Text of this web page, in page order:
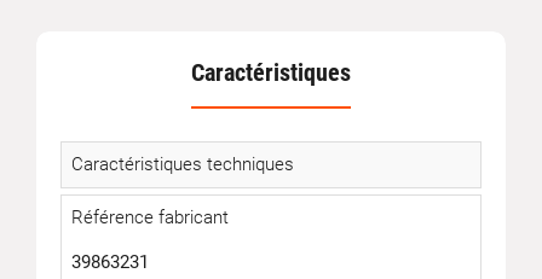
Caractéristiques
Caractéristiques techniques
Référence fabricant
39863231